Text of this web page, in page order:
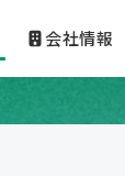
会社情報